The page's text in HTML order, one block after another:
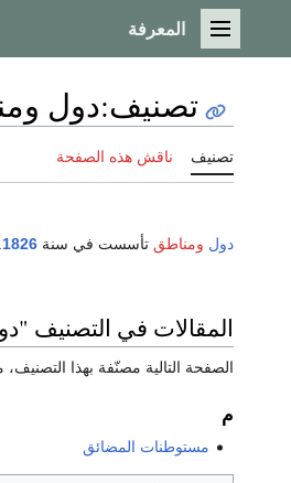
القائمة الرئيسية
المعرفة
تصنيف:دول
تصنيف ناقش هذه الصفحة
دول ومناطق تأسست في سنة 1826
المقالات في التصنيف
الصفحة التالية مصنّفة بهذا التصنيف،
م
مستوطنات المضائق